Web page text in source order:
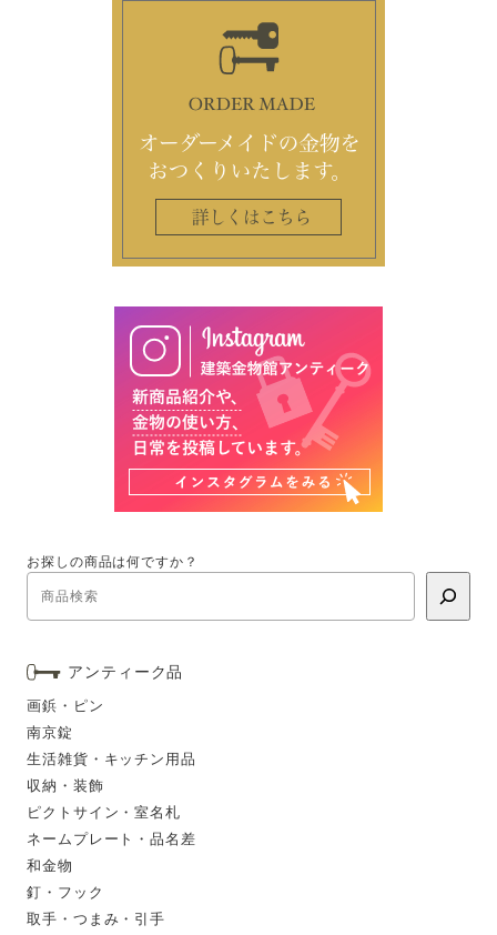
お探しの商品は何ですか？
アンティーク品
画鋲・ピン
南京錠
生活雑貨・キッチン用品
収納・装飾
ピクトサイン・室名札
ネームプレート・品名差
和金物
釘・フック
取手・つまみ・引手